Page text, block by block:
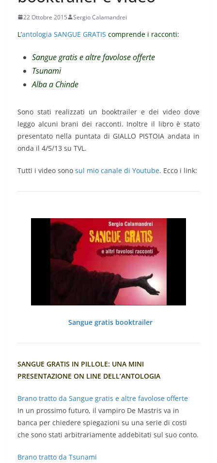
22 Ottobre 2015 Sergio Calamandrei
L ’antologia SANGUE GRATIS comprende i racconti:
Sangue gratis e altre favolose offerte
Tsunami
Alba a Chinde
Sono stati realizzati un booktrailer e dei video dove
leggo alcuni brani dei racconti. Inoltre il libro è stato
presentato nella puntata di GIALLO PISTOIA andata in
onda il 4/5/13 su TVL.
Tutti i video sono sul mio canale di Youtube. Ecco i link:
Sangue gratis booktrailer
SANGUE GRATIS IN PILLOLE: UNA MINI
PRESENTAZIONE ON LINE DELL’ANTOLOGIA
Brano tratto da Sangue gratis e altre favolose offerte
In un prossimo futuro, il vampiro De Mastris va in
banca per chiedere spiegazioni su una serie di costi
che sono stati arbitrariamente addebitati sul suo conto.
Brano tratto da Tsunami